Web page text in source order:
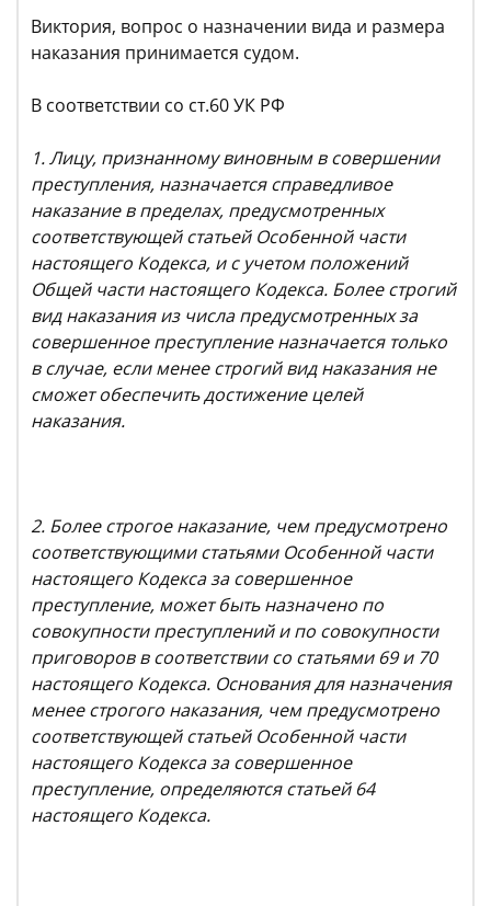
Виктория, вопрос о назначении вида и размера
наказания принимается судом.
В соответствии со ст.60 УК РФ
1. Лицу, признанному виновным в совершении
преступления, назначается справедливое
наказание в пределах, предусмотренных
соответствующей статьей Особенной части
настоящего Кодекса, и с учетом положений
Общей части настоящего Кодекса. Более строгий
вид наказания из числа предусмотренных за
совершенное преступление назначается только
в случае, если менее строгий вид наказания не
сможет обеспечить достижение целей
наказания.
2. Более строгое наказание, чем предусмотрено
соответствующими статьями Особенной части
настоящего Кодекса за совершенное
преступление, может быть назначено по
совокупности преступлений и по совокупности
приговоров в соответствии со статьями 69 и 70
настоящего Кодекса. Основания для назначения
менее строгого наказания, чем предусмотрено
соответствующей статьей Особенной части
настоящего Кодекса за совершенное
преступление, определяются статьей 64
настоящего Кодекса.